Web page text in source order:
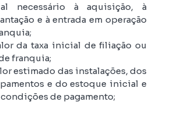
necessário à aquisição, à
e à entrada em operação
da taxa inicial de filiação ou
franquia;
estimado das instalações, dos
e do estoque inicial e
condições de pagamento;